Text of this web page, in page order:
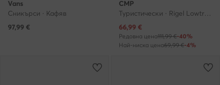
Vans
Сникърси · Кафяв
97,99 €
CMP
Туристически · Rigel Lowtrekking Shoes Wp 3Q54457 · Тъмносин
Актуална цена
66,99 €
Редовна цена111,99 €-40%
Най-ниска цена69,99 €-4%